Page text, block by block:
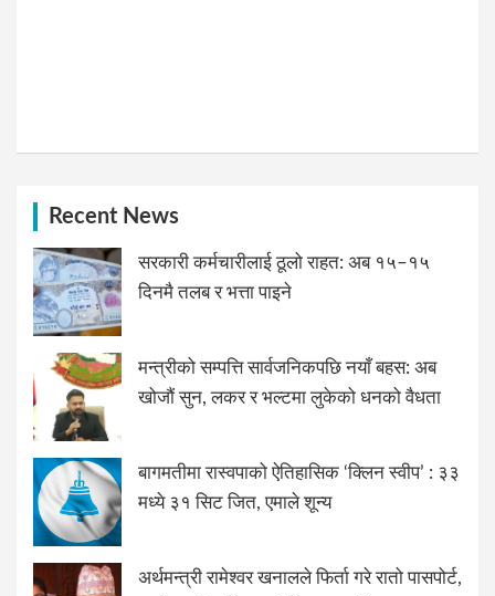
Recent News
सरकारी कर्मचारीलाई ठूलो राहत: अब १५–१५
दिनमै तलब र भत्ता पाइने
मन्त्रीको सम्पत्ति सार्वजनिकपछि नयाँ बहस: अब
खोजौं सुन, लकर र भल्टमा लुकेको धनको वैधता
बागमतीमा रास्वपाको ऐतिहासिक ‘क्लिन स्वीप’ : ३३
मध्ये ३१ सिट जित, एमाले शून्य
अर्थमन्त्री रामेश्वर खनालले फिर्ता गरे रातो पासपोर्ट,